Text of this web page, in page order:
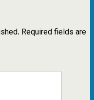
Required fields are